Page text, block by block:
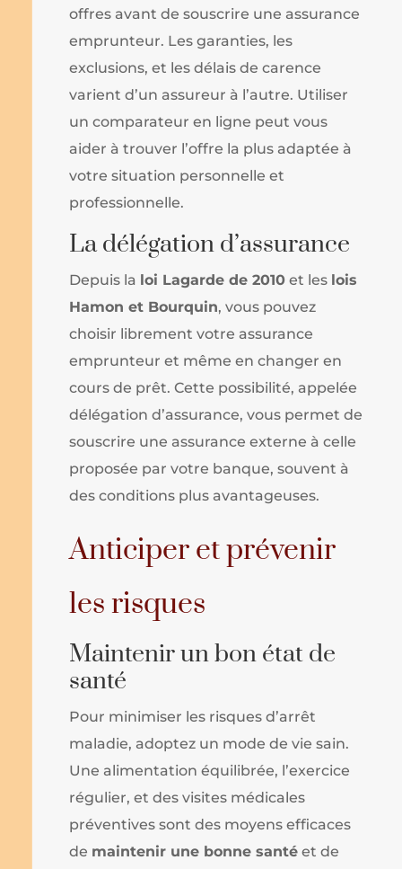
offres avant de souscrire une assurance
emprunteur. Les garanties, les
exclusions, et les délais de carence
varient d’un assureur à l’autre. Utiliser
un comparateur en ligne peut vous
aider à trouver l’offre la plus adaptée à
votre situation personnelle et
professionnelle.
La délégation d’assurance
Depuis la loi Lagarde de 2010 et les lois
Hamon et Bourquin, vous pouvez
choisir librement votre assurance
emprunteur et même en changer en
cours de prêt. Cette possibilité, appelée
délégation d’assurance, vous permet de
souscrire une assurance externe à celle
proposée par votre banque, souvent à
des conditions plus avantageuses.
Anticiper et prévenir
les risques
Maintenir un bon état de
santé
Pour minimiser les risques d’arrêt
maladie, adoptez un mode de vie sain.
Une alimentation équilibrée, l’exercice
régulier, et des visites médicales
préventives sont des moyens efficaces
de maintenir une bonne santé et de